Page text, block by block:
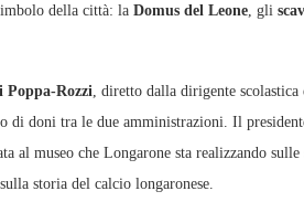
della città: la Domus del Leone , gli
Poppa‑Rozzi , diretto dalla dirigente
di doni tra le due amministrazioni. Il
al museo che Longarone sta realizzando
storia del calcio longaronese.